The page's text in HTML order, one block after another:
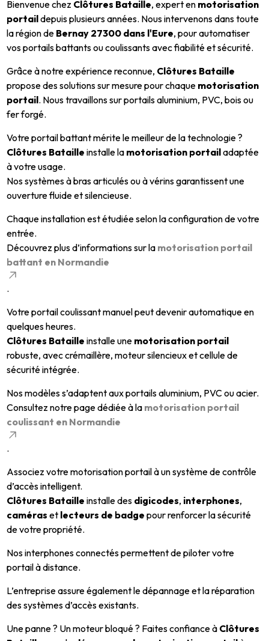
Bienvenue chez Clôtures Bataille, expert en motorisation
portaildepuis plusieurs années. Nous intervenons dans toute
la région de Bernay 27300 dans l'Eure, pour automatiser
vos portails battants ou coulissants avec fiabilité et sécurité.
Grâce à notre expérience reconnue, Clôtures Bataille
propose des solutions sur mesure pour chaque motorisation
portail. Nous travaillons sur portails aluminium, PVC, bois ou
fer forgé.
Votre portail battant mérite le meilleur de la technologie ?
Clôtures Bataille installe la motorisation portailadaptée
à votre usage.
Nos systèmes à bras articulés ou à vérins garantissent une
ouverture fluide et silencieuse.
Chaque installation est étudiée selon la configuration de votre
entrée.
Découvrez plus d’informations sur la motorisation portail
battant en Normandie
.
Votre portail coulissant manuel peut devenir automatique en
quelques heures.
Clôtures Bataille installe une motorisation portail
robuste, avec crémaillère, moteur silencieux et cellule de
sécurité intégrée.
Nos modèles s’adaptent aux portails aluminium, PVC ou acier.
Consultez notre page dédiée à la motorisation portail
coulissant en Normandie
.
Associez votre motorisation portail à un système de contrôle
d’accès intelligent.
Clôtures Bataille installe des digicodes, interphones,
caméras et lecteurs de badge pour renforcer la sécurité
de votre propriété.
Nos interphones connectés permettent de piloter votre
portail à distance.
L’entreprise assure également le dépannage et la réparation
des systèmes d’accès existants.
Une panne ? Un moteur bloqué ? Faites confiance à Clôtures